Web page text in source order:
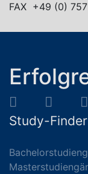
FAX +49 (0)
Study-Finder